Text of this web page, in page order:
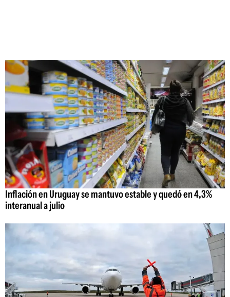
Inflación en Uruguay se mantuvo estable y quedó en 4,3%
interanual a julio